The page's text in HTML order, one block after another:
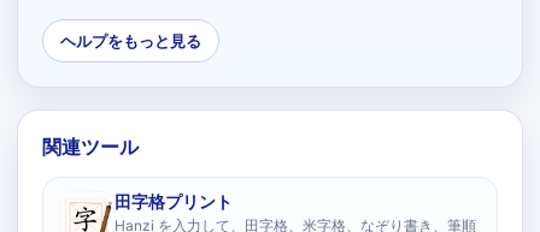
ヘルプをもっと見る
関連ツール
田字格プリント
Hanzi を入力して、田字格、米字格、なぞり書き、筆順